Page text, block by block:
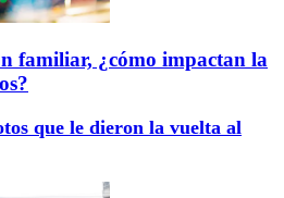
familiar, ¿cómo impactan la
que le dieron la vuelta al